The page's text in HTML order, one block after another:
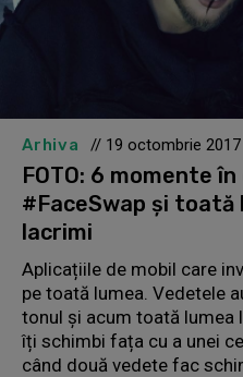
Arhiva // 19 octombrie 2017
FOTO: 6 momente
#FaceSwap și toată
lacrimi
Aplicațiile de mobil care
pe toată lumea. Vedetele
tonul și acum toată lumea
îți schimbi fața cu a unei
când două vedete fac